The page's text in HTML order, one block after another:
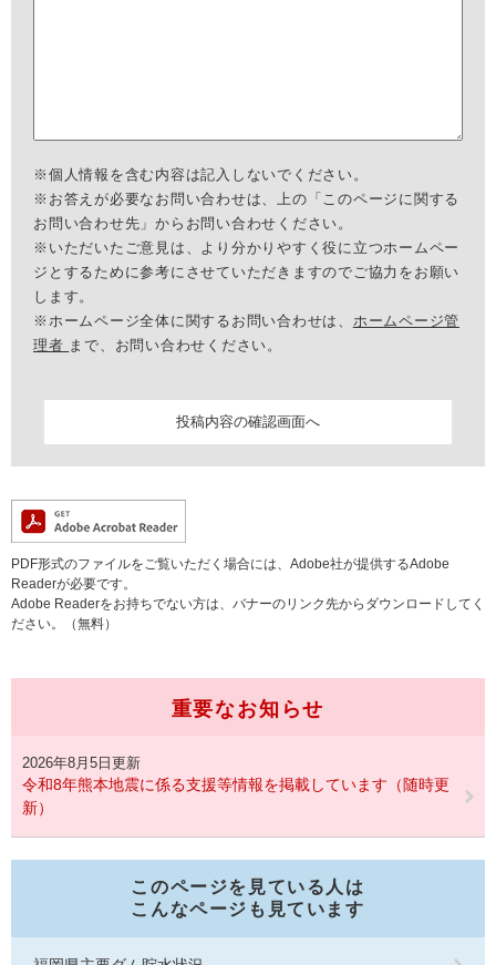
※個人情報を含む内容は記入しないでください。
※お答えが必要なお問い合わせは、上の「このページに関する
お問い合わせ先」からお問い合わせください。
※いただいたご意見は、より分かりやすく役に立つホームペー
ジとするために参考にさせていただきますのでご協力をお願い
します。
※ホームページ全体に関するお問い合わせは、 ホームページ管
理者 まで、お問い合わせください。
PDF形式のファイルをご覧いただく場合には、Adobe社が提供するAdobe
Readerが必要です。
Adobe Readerをお持ちでない方は、バナーのリンク先からダウンロードしてく
ださい。（無料）
重要なお知らせ
2026年8月5日更新
令和8年熊本地震に係る支援等情報を掲載しています（随時更
新）
このページを見ている人は
こんなページも見ています